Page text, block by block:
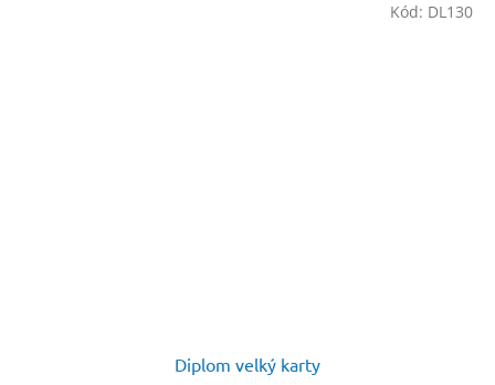
Diplom velký karty
Kód: DL130